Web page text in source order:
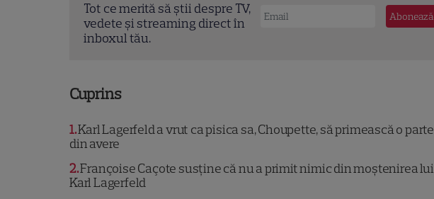
Tot ce merită să știi despre TV,
vedete și streaming direct în
inboxul tău.
Cuprins
1Karl Lagerfeld a vrut ca pisica sa, Choupette, să primească o parte
din avere
2Françoise Caçote susține că nu a primit nimic din moștenirea lui
Karl Lagerfeld